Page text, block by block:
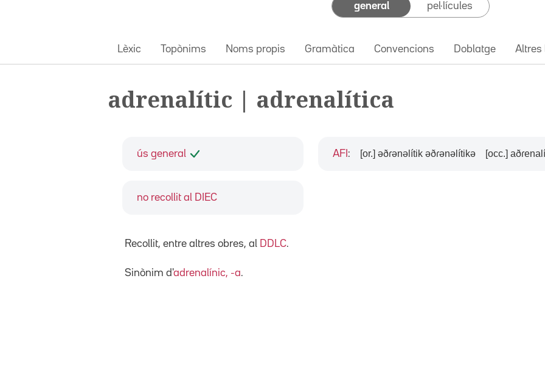
general pel·lícules
Lèxic Topònims Noms propis Gramàtica Convencions Doblatge Altres
adrenalític | adrenalítica
ús general
no recollit al DIEC
AFI : [or.] əðɾənəlítik əðɾənəlítikə [occ.]
Recollit, entre altres obres, al DDLC.
Sinònim d'adrenalínic, -a.